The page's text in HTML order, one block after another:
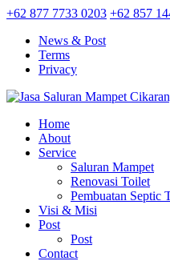
+62 877 7733 0203 +62 857
News & Post
Terms
Privacy
Home
About
Service
Saluran Mampet
Renovasi Toilet
Pembuatan Septic
Visi & Misi
Post
Post
Contact